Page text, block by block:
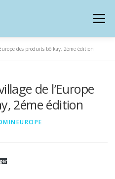
Menu
PROJET
des produits bô kay, 2éme édition
de l’Europe
2éme édition